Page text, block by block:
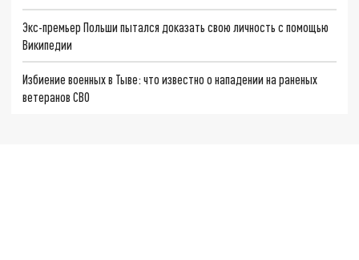
Экс-премьер Польши пытался доказать свою личность с помощью
Википедии
Избиение военных в Тыве: что известно о нападении на раненых
ветеранов СВО